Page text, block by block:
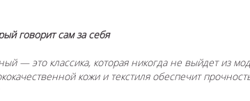
говорит сам за себя
— это классика, которая никогда не выйдет из
кожи и текстиля обеспечит